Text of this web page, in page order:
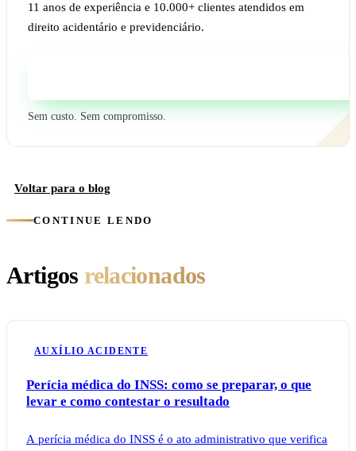
11 anos de experiência e 10.000+ clientes atendidos em
direito acidentário e previdenciário.
Sem custo. Sem compromisso.
Voltar para o blog
CONTINUE LENDO
Artigos relacionados
AUXÍLIO ACIDENTE
Perícia médica do INSS: como se preparar, o que
levar e como contestar o resultado
A perícia médica do INSS é o ato administrativo que verifica